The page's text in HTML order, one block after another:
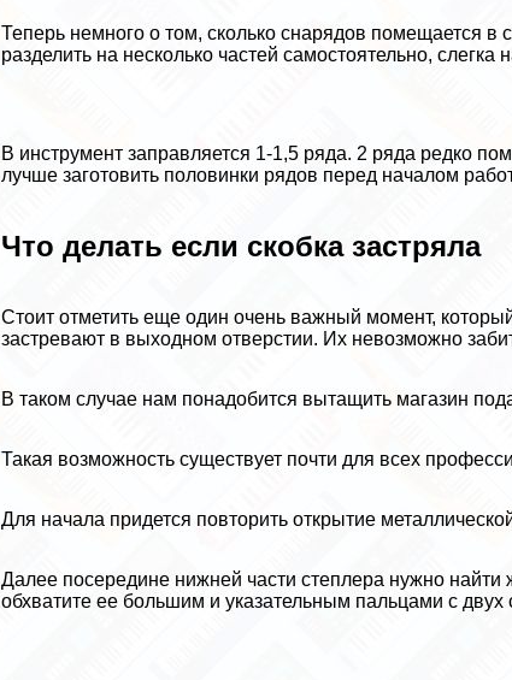
Теперь немного о том, сколько снарядов помещается
разделить на несколько частей самостоятельно, слегка
В инструмент заправляется 1-1,5 ряда. 2 ряда редко
лучше заготовить половинки рядов перед началом
Что делать если скобка застряла
Стоит отметить еще один очень важный момент,
застревают в выходном отверстии. Их невозможно
В таком случае нам понадобится вытащить магазин
Такая возможность существует почти для всех
Для начала придется повторить открытие
Далее посередине нижней части степлера нужно
обхватите ее большим и указательным пальцами с двух